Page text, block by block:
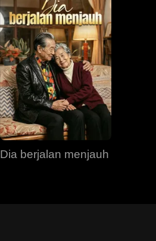
Dia berjalan menjauh